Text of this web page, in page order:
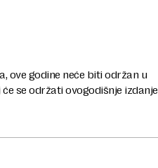
ove godine neće biti održan u
se održati ovogodišnje izdanje